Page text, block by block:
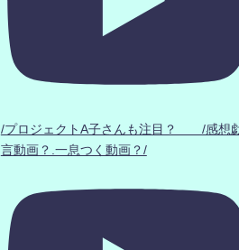
/プロジェクトA子さんも注目？ /感想
言動画？.一息つく動画？/